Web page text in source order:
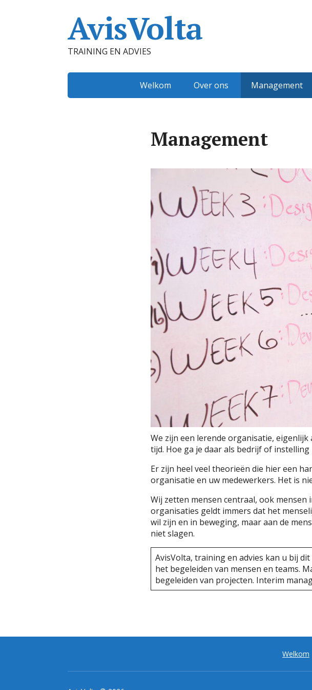
AvisVolta
TRAINING EN ADVIES
Welkom Over ons Management
Management
We zijn een lerende organisatie,
tijd. Hoe ga je daar als bedrijf of
Er zijn heel veel theorieën die hier een
organisatie en uw medewerkers. Het is
Wij zetten mensen centraal, ook mensen
organisaties geldt immers dat het
wil zijn en in beweging, maar aan de
niet slagen.
AvisVolta, training en advies kan u bij
het begeleiden van mensen en teams.
begeleiden van projecten. Interim
Welkom